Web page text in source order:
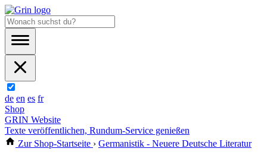
de en es fr
Shop
GRIN Website
Texte veröffentlichen, Rundum-Service genießen
Zur Shop-Startseite › Germanistik - Neuere Deutsche Literatur